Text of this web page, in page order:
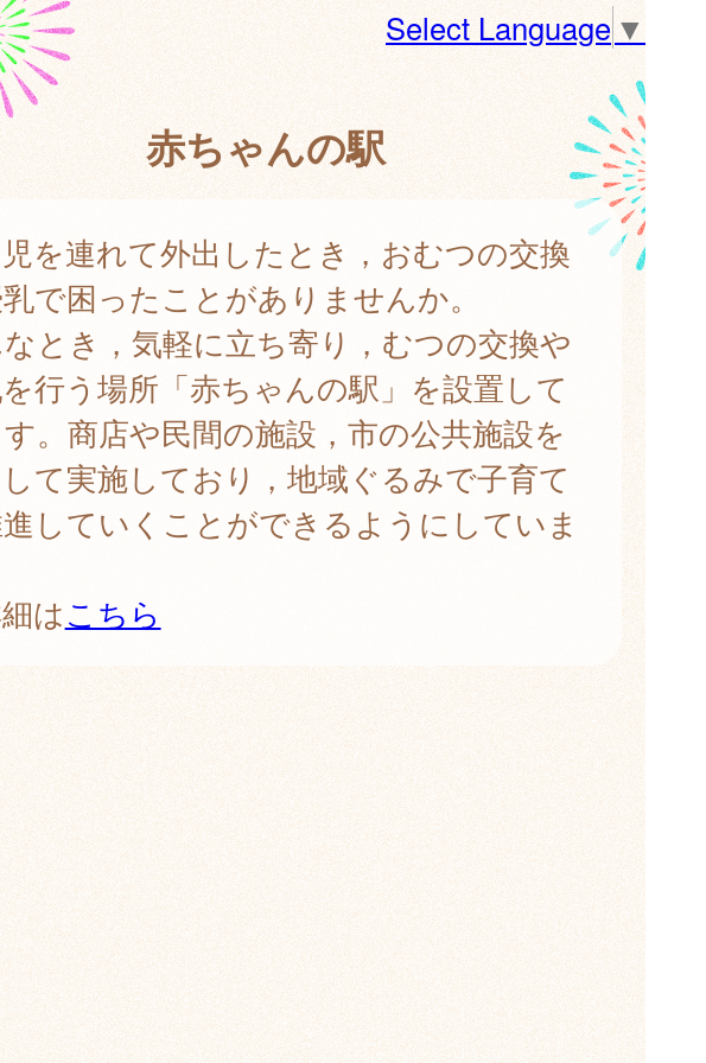
Select Language▼
赤ちゃんの駅
を連れて外出したとき，おむつの交換
で困ったことがありませんか。
とき，気軽に立ち寄り，むつの交換や
行う場所「赤ちゃんの駅」を設置して
。商店や民間の施設，市の公共施設を
て実施しており，地域ぐるみで子育て
していくことができるようにしていま
はこちら